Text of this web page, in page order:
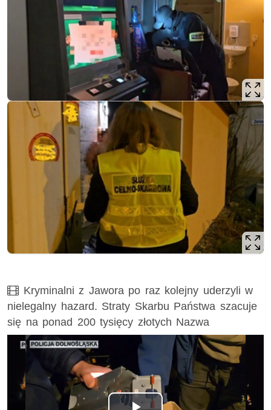
Film
Kryminalni z Jawora po raz kolejny uderzyli w
nielegalny hazard. Straty Skarbu Państwa szacuje
się na ponad 200 tysięcy złotych Nazwa